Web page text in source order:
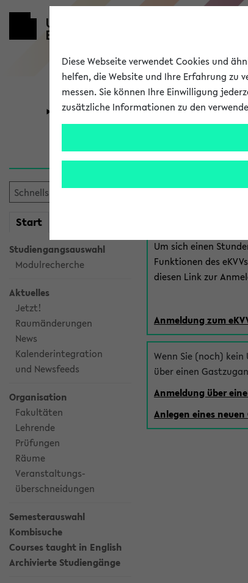
Universität Forschung
Start
Studiengangsauswahl
Modulrecherche
Aktuelles
Jetzt!
Raumänderungen
News
Kalenderintegration
und Newsfeeds
Organisation
Fakultäten
Lehrende
Prüfungen
Räume
Veranstaltungs-
überschneidungen
Semesterauswahl
Kombisuche
Courses taught in English
Archivierte Studiengänge
Es gibt mehrere
Um sich einen
Funktionen des
diesen Link zur
Anmeldung zum
Wenn Sie (noch) kein
über einen
Anmeldung über
Anlegen eines
Diese Webseite verwendet Cookies und
helfen, die Website und Ihre Erfahrung zu
messen. Sie können Ihre Einwilligung
zusätzliche Informationen zu den